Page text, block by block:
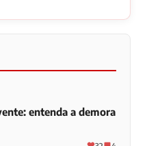
entenda a demora